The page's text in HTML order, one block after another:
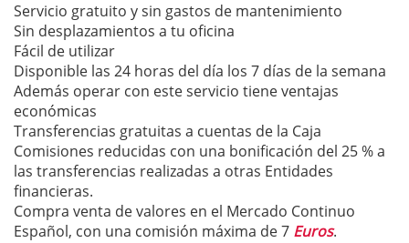
Servicio gratuito y sin gastos de mantenimiento
Sin desplazamientos a tu oficina
Fácil de utilizar
Disponible las 24 horas del día los 7 días de la semana
Además operar con este servicio tiene ventajas
económicas
Transferencias gratuitas a cuentas de la Caja
Comisiones reducidas con una bonificación del 25 % a
las transferencias realizadas a otras Entidades
financieras.
Compra venta de valores en el Mercado Continuo
Español, con una comisión máxima de 7 Euros.